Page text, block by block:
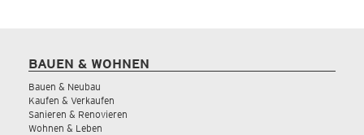
BAUEN & WOHNEN
Bauen & Neubau
Kaufen & Verkaufen
Sanieren & Renovieren
Wohnen & Leben